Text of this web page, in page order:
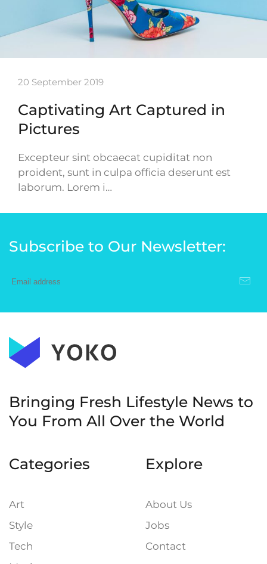
20 September 2019
Captivating Art Captured in
Pictures
Excepteur sint obcaecat cupiditat non
proident, sunt in culpa officia deserunt est
laborum. Lorem i…
Subscribe to Our Newsletter:
Bringing Fresh Lifestyle News to
You From All Over the World
Categories
Art
Style
Tech
Explore
About Us
Jobs
Contact